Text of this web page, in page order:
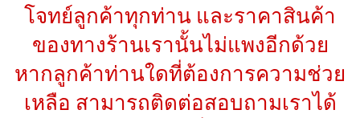
โจทย์ลูกค้าทุกท่าน และราคาสินค้า
ของทางร้านเรานั้นไม่แพงอีกด้วย
หากลูกค้าท่านใดที่ต้องการความช่วย
เหลือ สามารถติดต่อสอบถามเราได้